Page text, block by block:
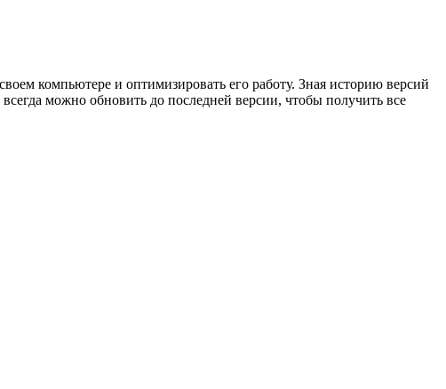
компьютере и оптимизировать его работу. Зная историю версий
можно обновить до последней версии, чтобы получить все